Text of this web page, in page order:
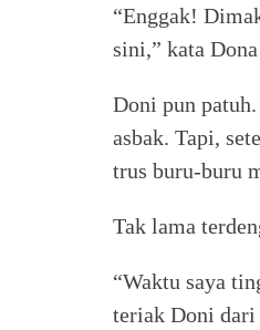
“Enggak!
sini,” kata
Doni pun
asbak. Tapi,
trus buru-buru
Tak lama
“Waktu saya
teriak Doni dari